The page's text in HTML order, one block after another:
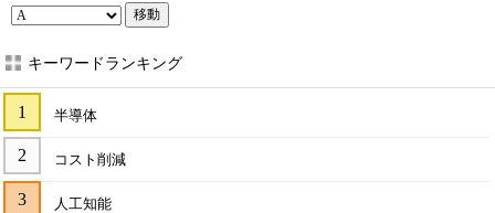
移動
キーワードランキング
半導体
コスト削減
人工知能